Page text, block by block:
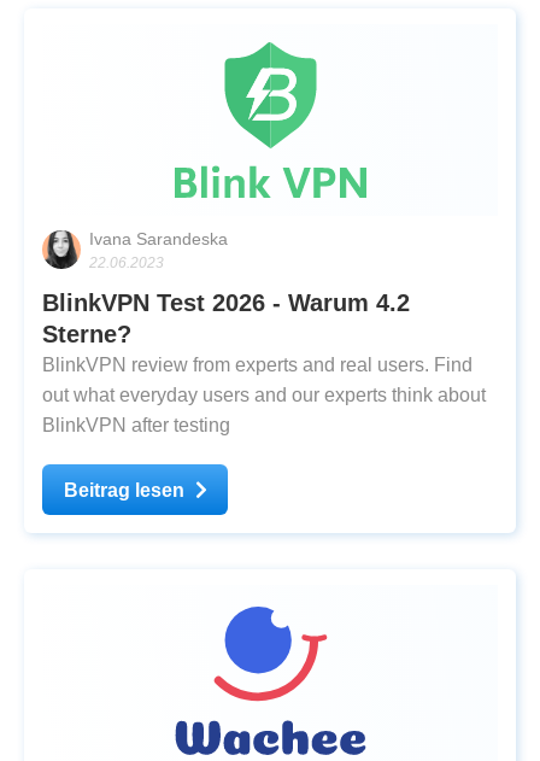
Ivana Sarandeska
22.06.2023
BlinkVPN Test 2026 - Warum 4.2
Sterne?
BlinkVPN review from experts and real users. Find
out what everyday users and our experts think about
BlinkVPN after testing
Beitrag lesen